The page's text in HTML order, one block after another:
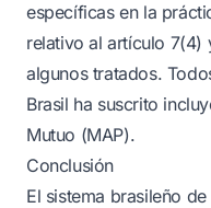
específicas en la
relativo al artículo
algunos tratados.
Brasil ha suscrito
Mutuo (MAP).
Conclusión
El sistema brasileño